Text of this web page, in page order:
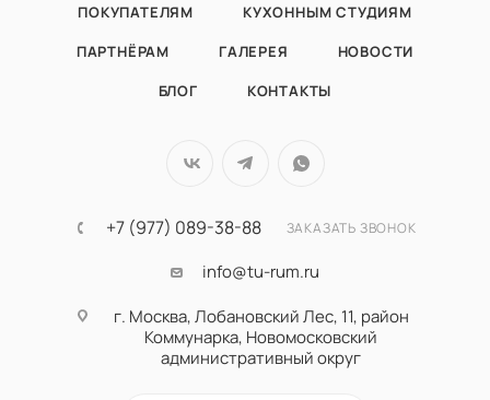
ПОКУПАТЕЛЯМ
КУХОННЫМ СТУДИЯМ
ПАРТНЁРАМ
ГАЛЕРЕЯ
НОВОСТИ
БЛОГ
КОНТАКТЫ
+7 (977) 089-38-88 ЗАКАЗАТЬ ЗВОНОК
info@tu-rum.ru
г. Москва, Лобановский Лес, 11, район
Коммунарка, Новомосковский
административный округ